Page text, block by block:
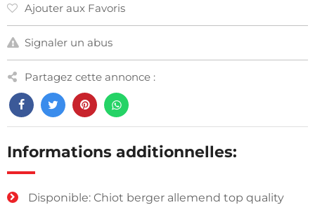
Ajouter aux Favoris
Signaler un abus
Partagez cette annonce :
Informations additionnelles:
Disponible: Chiot berger allemend top quality